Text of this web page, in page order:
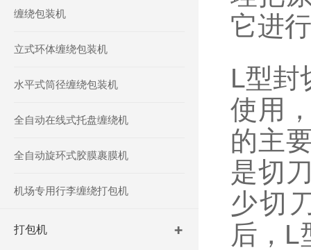
缠绕包装机
立式环体缠绕包装机
水平式筒径缠绕包装机
全自动在线式托盘缠绕机
全自动旋环式胶膜裹膜机
机场专用行李缠绕打包机
打包机
它进
L型
使用
的主
是切
少切
后，L